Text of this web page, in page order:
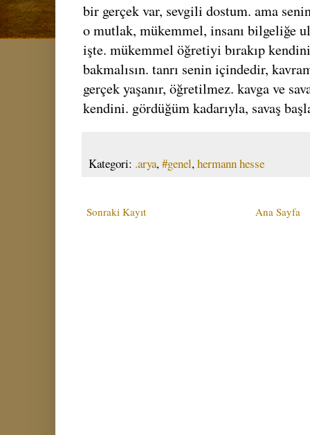
bir gerçek var, sevgili dostum. ama
o mutlak, mükemmel, insanı bilgeliğe
işte. mükemmel öğretiyi bırakıp
bakmalısın. tanrı senin içindedir,
gerçek yaşanır, öğretilmez. kavga ve
kendini. gördüğüm kadarıyla, savaş
Kategori: .arya,#genel,hermann hesse
Sonraki Kayıt Ana Sayfa